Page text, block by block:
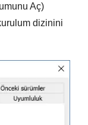
Aç)
dizinini